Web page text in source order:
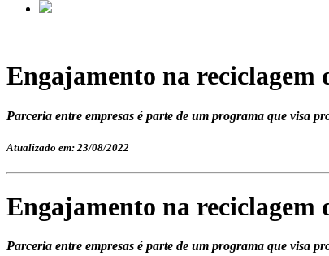
Engajamento na reciclagem
Parceria entre empresas é parte de um programa que visa
Atualizado em: 23/08/2022
Engajamento na reciclagem
Parceria entre empresas é parte de um programa que visa